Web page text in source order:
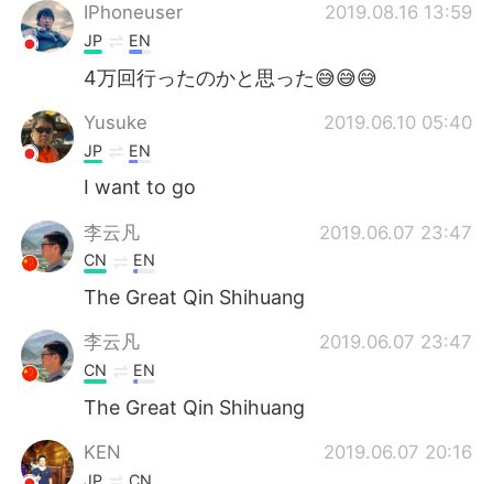
Türkçe
Português
IPhoneuser
2019.08.16 13:59
JP EN
4万回行ったのかと思った😅😅😅
Yusuke 2019.06.10 05:40
JP EN
I want to go
李云凡 2019.06.07 23:47
CN EN
The Great Qin Shihuang
李云凡 2019.06.07 23:47
CN EN
The Great Qin Shihuang
KEN 2019.06.07 20:16
JP CN